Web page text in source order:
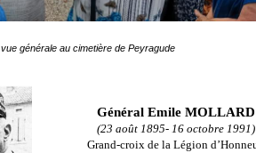
vue générale au cimetière de Peyragude
Général Emile MOLLARD
(23 août 1895- 16 octobre 1991)
Grand-croix de la Légion